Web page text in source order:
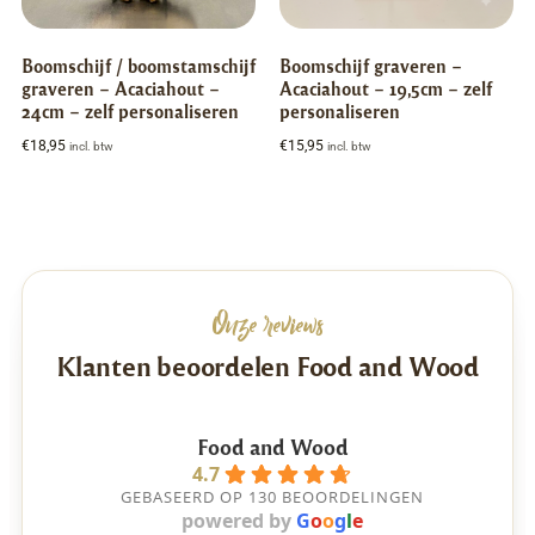
Boomschijf / boomstamschijf
graveren – Acaciahout –
24cm – zelf personaliseren
€18,95 incl. btw
Boomschijf graveren –
Acaciahout – 19,5cm – zelf
personaliseren
€15,95 incl. btw
Onze reviews
Klanten beoordelen Food and Wood
Food and Wood
4.7
GEBASEERD OP 130 BEOORDELINGEN
powered by Google